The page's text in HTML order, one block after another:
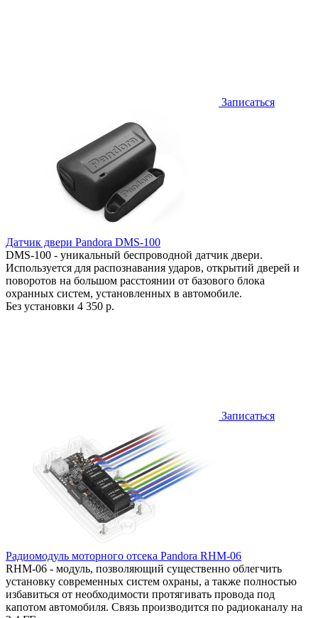
Записаться
Датчик двери Pandora DMS-100
DMS-100 - уникальный беспроводной датчик двери.
Используется для распознавания ударов, открытий дверей и
поворотов на большом расстоянии от базового блока
охранных систем, установленных в автомобиле.
Без установки 4 350 р.
Записаться
Радиомодуль моторного отсека Pandora RHM-06
RHM-06 - модуль, позволяющий существенно облегчить
установку современных систем охраны, а также полностью
избавиться от необходимости протягивать провода под
капотом автомобиля. Связь производится по радиоканалу на